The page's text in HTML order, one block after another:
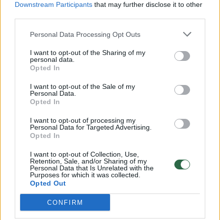
Downstream Participants that may further disclose it to other
Personal Data Processing Opt Outs
I want to opt-out of the Sharing of my
personal data.
Opted In
I want to opt-out of the Sale of my
Personal Data.
Opted In
I want to opt-out of processing my
Personal Data for Targeted Advertising.
Opted In
I want to opt-out of Collection, Use,
Retention, Sale, and/or Sharing of my
Personal Data that Is Unrelated with the
Purposes for which it was collected.
Opted Out
CONFIRM
00:00:57
32 laipsnių šilumos
Žinios | Orai
V. Zalužno pasisakymą laiko bandymu įsitvirtinti
Ukrainos politikoje: jis yra neteisus
savaitę: karščiai atsitrauks
Žinios | Orai